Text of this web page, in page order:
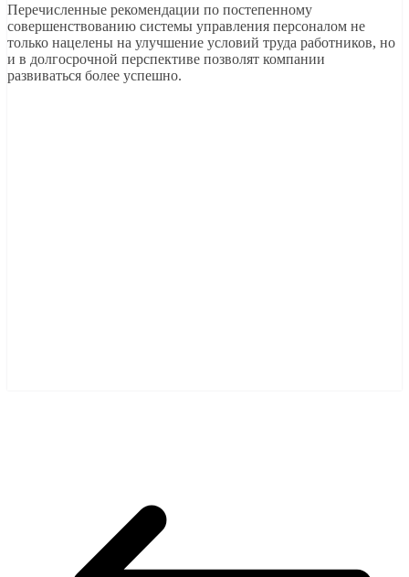
Перечисленные рекомендации по постепенному
совершенствованию системы управления персоналом не
только нацелены на улучшение условий труда работников, но
и в долгосрочной перспективе позволят компании
развиваться более успешно.